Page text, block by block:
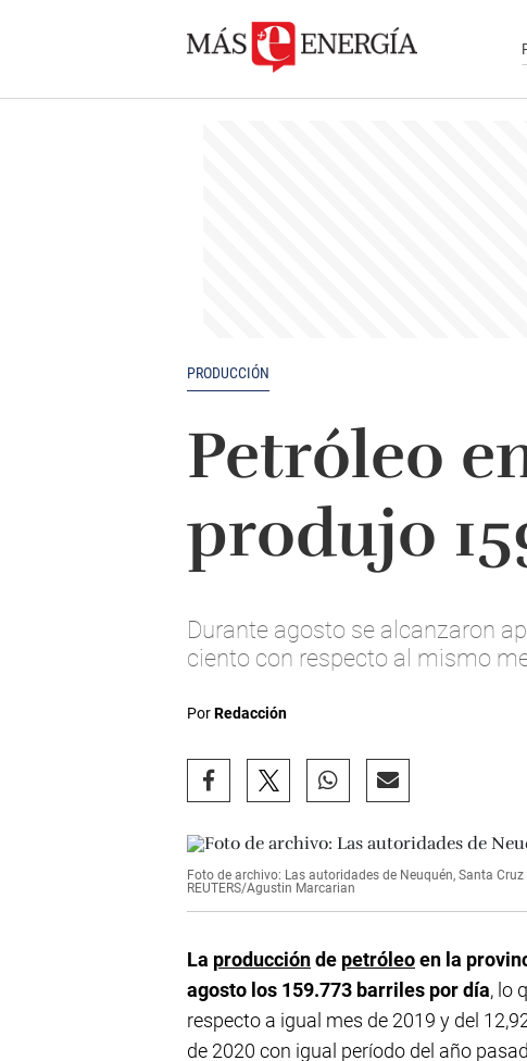
PRODUCCIÓN
Petróleo
produjo
Durante agosto se alcanzaron
ciento con respecto al mismo
PorRedacción
Foto de archivo: Las autoridades de Neuquén, Santa
REUTERS/Agustin Marcarian
La producciónde petróleoen la
agosto los 159.773 barriles por día, lo
respecto a igual mes de 2019 y del
de 2020 con igual período del año